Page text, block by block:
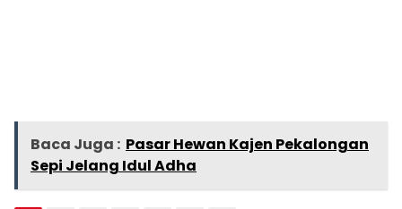
Baca Juga : Pasar Hewan Kajen Pekalongan
Sepi Jelang Idul Adha